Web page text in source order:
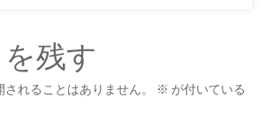
残す
れることはありません。 ※ が付いている